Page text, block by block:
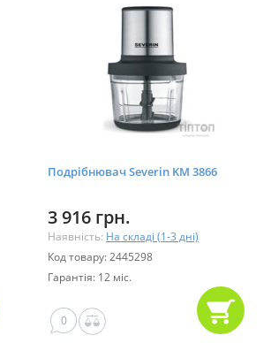
Подрібнювач Severin KM 3866
3 916 грн.
Наявність: На складі (1-3 дні)
Код товару: 2445298
Гарантія: 12 міс.
0